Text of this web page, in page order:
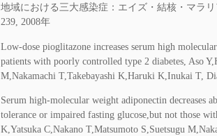
地域における三大感染症：エイズ・結核・マラ
239, 2008年
Low-dose pioglitazone increases serum high
patients with poorly controlled type 2 diabetes, Aso
M,Nakamachi T,Takebayashi K,Haruki K,Inukai T,
Serum high-molecular weight adiponectin decreases
tolerance or impaired fasting glucose,but not those
K,Yatsuka C,Nakano T,Matsumoto S,Suetsugu